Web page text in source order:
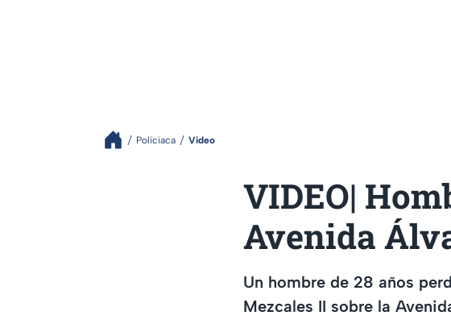
Policiaca Video
VIDEO|
Avenida
Un hombre de 28 años
Mezcales II sobre la